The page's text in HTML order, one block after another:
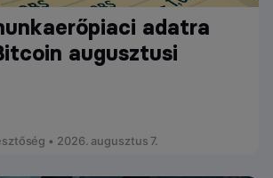
adatra
augusztusi
• 2026. augusztus 7.